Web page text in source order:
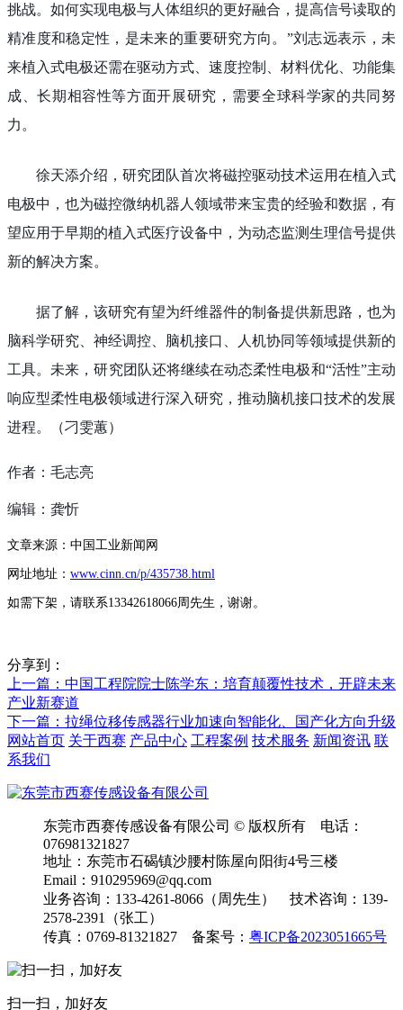
挑战。如何实现电极与人体组织的更好融合，提高信号读取的
精准度和稳定性，是未来的重要研究方向。”刘志远表示，未
来植入式电极还需在驱动方式、速度控制、材料优化、功能集
成、长期相容性等方面开展研究，需要全球科学家的共同努
力。
徐天添介绍，研究团队首次将磁控驱动技术运用在植入式
电极中，也为磁控微纳机器人领域带来宝贵的经验和数据，有
望应用于早期的植入式医疗设备中，为动态监测生理信号提供
新的解决方案。
据了解，该研究有望为纤维器件的制备提供新思路，也为
脑科学研究、神经调控、脑机接口、人机协同等领域提供新的
工具。未来，研究团队还将继续在动态柔性电极和“活性”主动
响应型柔性电极领域进行深入研究，推动脑机接口技术的发展
进程。（刁雯蕙）
作者：毛志亮
编辑：龚忻
文章来源：中国工业新闻网
网址地址： www.cinn.cn/p/435738.html
如需下架，请联系13342618066周先生，谢谢。
分享到：
上一篇 ：中国工程院院士陈学东：培育颠覆性技术，开辟未来
产业新赛道
下一篇 ：拉绳位移传感器行业加速向智能化、国产化方向升级
网站首页 关于西赛 产品中心 工程案例 技术服务 新闻资讯 联
系我们
东莞市西赛传感设备有限公司 © 版权所有 电话：
076981321827
地址：东莞市石碣镇沙腰村陈屋向阳街4号三楼
Email：910295969@qq.com
业务咨询：133-4261-8066（周先生） 技术咨询：139-
2578-2391（张工）
传真：0769-81321827 备案号： 粤ICP备2023051665号
扫一扫，加好友